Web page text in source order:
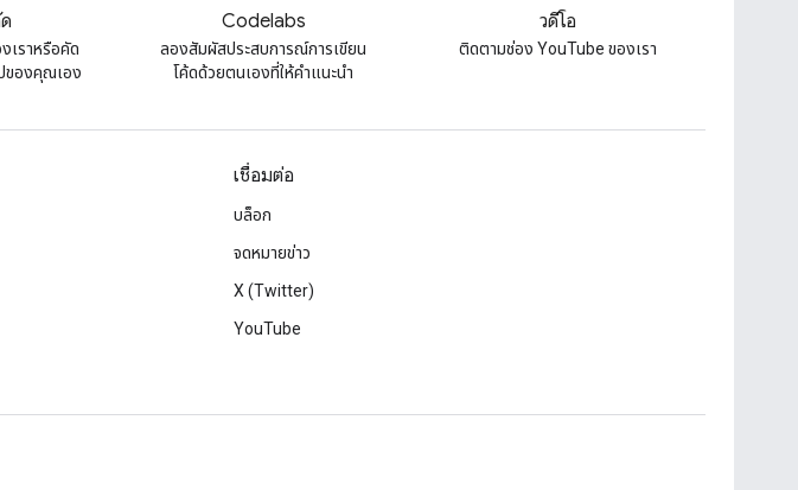
เราหรือคัด
ของคุณเอง
Codelabs
ลองสัมผัสประสบการณ์การเขียน
โค้ดด้วยตนเองที่ให้คําแนะนํา
วิดีโอ
ติดตามช่อง YouTube ของเรา
เชื่อมต่อ
บล็อก
จดหมายข่าว
X (Twitter)
YouTube